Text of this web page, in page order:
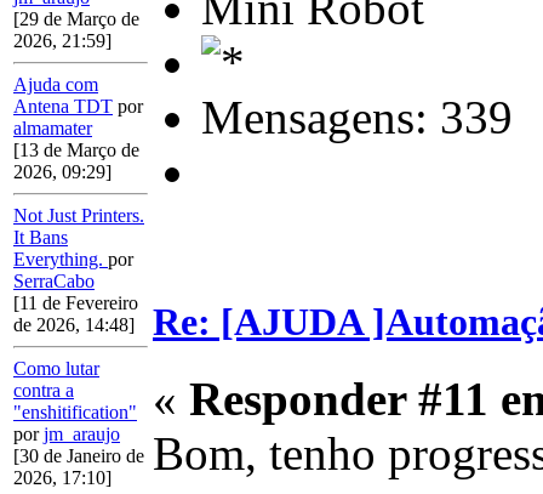
[29 de Março de
2026, 21:59]
Ajuda com
Antena TDT por
almamater
[13 de Março de
2026, 09:29]
Not Just Printers.
It Bans
Everything. por
SerraCabo
[11 de Fevereiro
de 2026, 14:48]
Como lutar
contra a
"enshitification"
porjm_araujo
[30 de Janeiro de
2026, 17:10]
Mensagens: 339
Re: [AJUDA
« Responder #11
Bom, tenho